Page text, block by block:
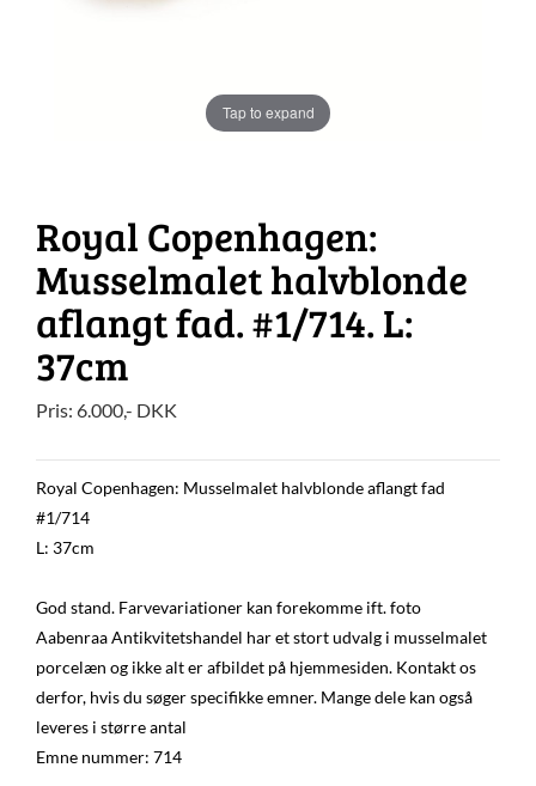
Tap to expand
Royal Copenhagen:
Musselmalet halvblonde
aflangt fad. #1/714. L:
37cm
Pris: 6.000,- DKK
Royal Copenhagen: Musselmalet halvblonde aflangt fad
#1/714
L: 37cm
God stand. Farvevariationer kan forekomme ift. foto
Aabenraa Antikvitetshandel har et stort udvalg i musselmalet
porcelæn og ikke alt er afbildet på hjemmesiden. Kontakt os
derfor, hvis du søger specifikke emner. Mange dele kan også
leveres i større antal
Emne nummer: 714